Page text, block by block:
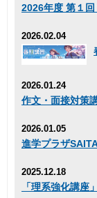
2026年度 第１
2026.02.04
2026.01.24
作文・面接対策
2026.01.05
進学プラザ
2025.12.18
「理系強化講